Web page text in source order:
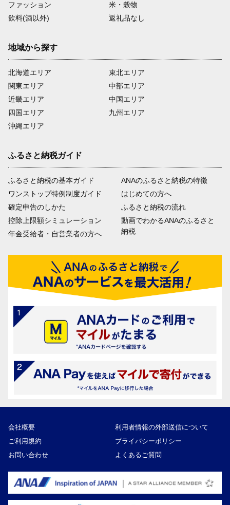
ファッション
米・穀物
飲料(酒以外)
返礼品なし
地域から探す
北海道エリア
関東エリア
近畿エリア
四国エリア
沖縄エリア
東北エリア
中部エリア
中国エリア
九州エリア
ふるさと納税ガイド
ふるさと納税の基本ガイド
ワンストップ特例制度ガイド
確定申告のしかた
控除上限額シミュレーション
年金受給者・自営業者の方へ
ANAのふるさと納税の特徴
はじめての方へ
ふるさと納税の流れ
動画でわかるANAのふるさと
納税
会社概要
利用者情報の外部送信について
ご利用規約
プライバシーポリシー
お問い合わせ
よくあるご質問